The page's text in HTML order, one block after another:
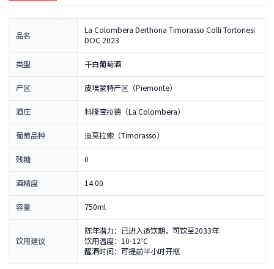
品名
La Colombera Derthona Timorasso Colli Tortonesi
DOC 2023
类型 干白葡萄酒
产区 皮埃蒙特产区（Piemonte）
酒庄 科隆宝拉德（La Colombera）
葡萄品种 迪莫拉索（Timorasso）
残糖 0
酒精度 14.00
容量 750ml
饮用建议
陈年潜力：已进入适饮期，可饮至2033年
饮用温度：10-12℃
醒酒时间：可提前半小时开瓶